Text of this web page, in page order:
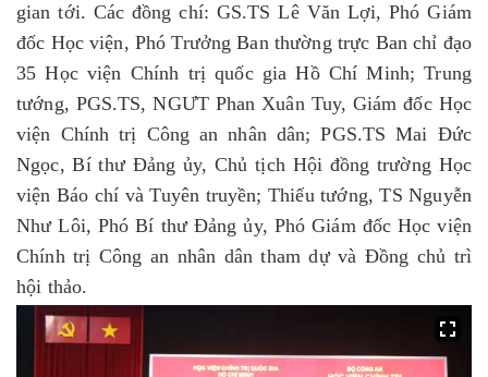
gian tới. Các đồng chí: GS.TS Lê Văn Lợi, Phó Giám
đốc Học viện, Phó Trưởng Ban thường trực Ban chỉ đạo
35 Học viện Chính trị quốc gia Hồ Chí Minh; Trung
tướng, PGS.TS, NGƯT Phan Xuân Tuy, Giám đốc Học
viện Chính trị Công an nhân dân; PGS.TS Mai Đức
Ngọc, Bí thư Đảng ủy, Chủ tịch Hội đồng trường Học
viện Báo chí và Tuyên truyền; Thiếu tướng, TS Nguyễn
Như Lôi, Phó Bí thư Đảng ủy, Phó Giám đốc Học viện
Chính trị Công an nhân dân tham dự và Đồng chủ trì
hội thảo.